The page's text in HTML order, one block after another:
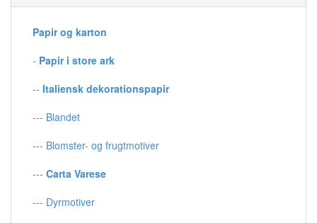
Papir og karton
- Papir i store ark
-- Italiensk dekorationspapir
--- Blandet
--- Blomster- og frugtmotiver
--- Carta Varese
--- Dyrmotiver